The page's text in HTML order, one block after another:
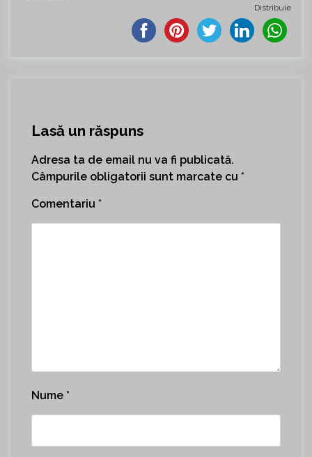
Distribuie
Lasă un răspuns
Adresa ta de email nu va fi publicată.
Câmpurile obligatorii sunt marcate cu *
Comentariu *
Nume *